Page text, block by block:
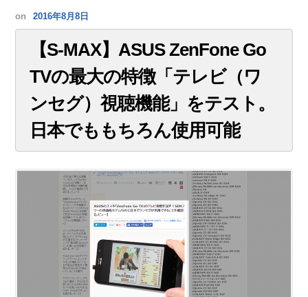
on 2016年8月8日
【S-MAX】ASUS ZenFone Go
TVの最大の特徴「テレビ（ワ
ンセグ）視聴機能」をテスト。
日本でももちろん使用可能